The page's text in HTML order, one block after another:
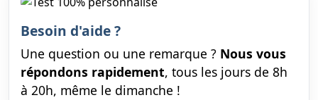
Besoin d'aide ?
Une question ou une remarque ? Nous vous
répondons rapidement, tous les jours de 8h
à 20h, même le dimanche !